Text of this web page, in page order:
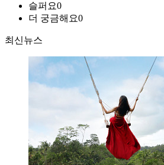
슬퍼요0
더 궁금해요0
최신뉴스